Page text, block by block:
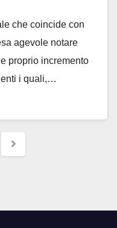
che coincide con
agevole notare
proprio incremento
i quali,…